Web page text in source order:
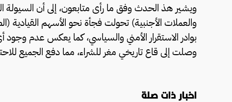
ويشير هذ الحدث وفق ما رأى متابعون، إلى أن
والعملات الأجنبية) تحولت فجأة نحو الأسهم القيادية
بوادر الاستقرار الأمني والسياسي، كما يعكس عدم وجود
وصلت إلى قاع تاريخي مغر للشراء، مما دفع الجميع
اخبار ذات صلة